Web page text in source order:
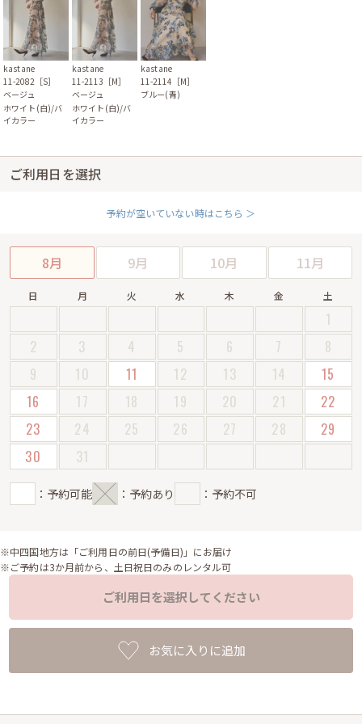
kastane
11-2082［S］
ベージュ
ホワイト(白)/バ
イカラー
kastane
11-2113［M］
ベージュ
ホワイト(白)/バ
イカラー
kastane
11-2114［M］
ブルー(青)
ご利用日を選択
予約が空いていない時はこちら ＞
8月 9月 10月 11月
日 月 火 水 木 金 土
1
2
3 4 5 6 7
8
9
10 11 12 13 14
15
16
17 18 19 20 21
22
23
24 25 26 27 28
29
30
31
：予約可能 ：予約あり ：予約不可
※中四国地方は「ご利用日の前日(予備日)」にお届け
※ご予約は3か月前から、土日祝日のみのレンタル可
ご利用日を選択してください
お気に入りに追加